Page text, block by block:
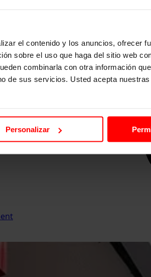
el contenido y los anuncios, ofrecer
sobre el uso que haga del sitio web
combinarla con otra información
de sus servicios. Usted acepta
Personalizar